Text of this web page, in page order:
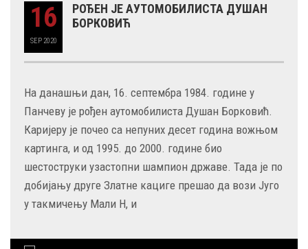
16
SEP 2020
РОЂЕН ЈЕ АУТОМОБИЛИСТА ДУШАН
БОРКОВИЋ
На данашњи дан, 16. септембра 1984. године у
Панчеву је рођен аутомобилиста Душан Борковић.
Каријеру је почео са непуних десет година вожњом
картинга, и од 1995. до 2000. године био
шестоструки узастопни шампион државе. Тада је по
добијању друге Златне кациге прешао да вози Југо
у такмичењу Мали Н, и